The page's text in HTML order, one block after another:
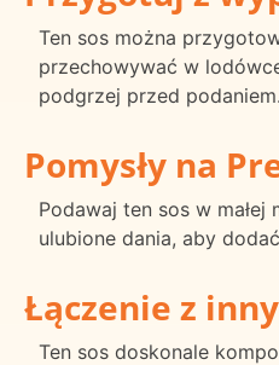
Ten sos można
przechowywać w
podgrzej przed podaniem.
Pomysły na
Podawaj ten sos w małej
ulubione dania, aby
Łączenie z
Ten sos doskonale